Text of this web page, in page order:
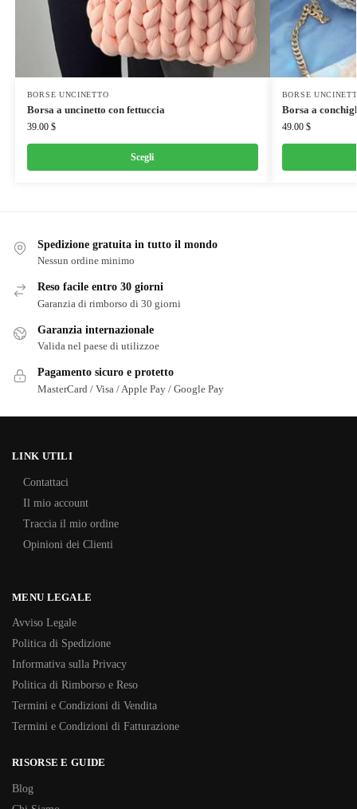
BORSE UNCINETTO
Borsa a uncinetto con fettuccia
39.00 $
Scegli
BORSE
Borsa a
49.00 $
Spedizione gratuita in tutto il mondo
Nessun ordine minimo
Reso facile entro 30 giorni
Garanzia di rimborso di 30 giorni
Garanzia internazionale
Valida nel paese di utilizzoe
Pagamento sicuro e protetto
MasterCard / Visa / Apple Pay / Google Pay
LINK UTILI
Contattaci
Il mio account
Traccia il mio ordine
Opinioni dei Clienti
MENU LEGALE
Avviso Legale
Politica di Spedizione
Informativa sulla Privacy
Politica di Rimborso e Reso
Termini e Condizioni di Vendita
Termini e Condizioni di Fatturazione
RISORSE E GUIDE
Blog